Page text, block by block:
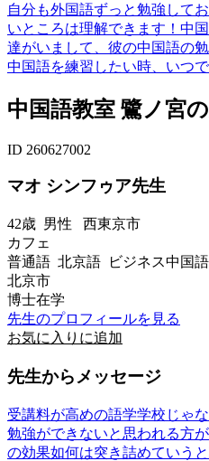
自分も外国語ずっと勉強して
いところは理解できます！中
達がいまして、彼の中国語の
中国語を練習したい時、いつ
中国語教室 鷺ノ宮
ID 260627002
マオ シンフゥア先生
42歳 男性 西東京市
カフェ
普通語 北京語 ビジネス中国語
北京市
博士在学
先生のプロフィールを見る
お気に入りに追加
先生からメッセージ
受講料が高めの語学学校じゃ
勉強ができないと思われる方
の効果如何は突き詰めていう